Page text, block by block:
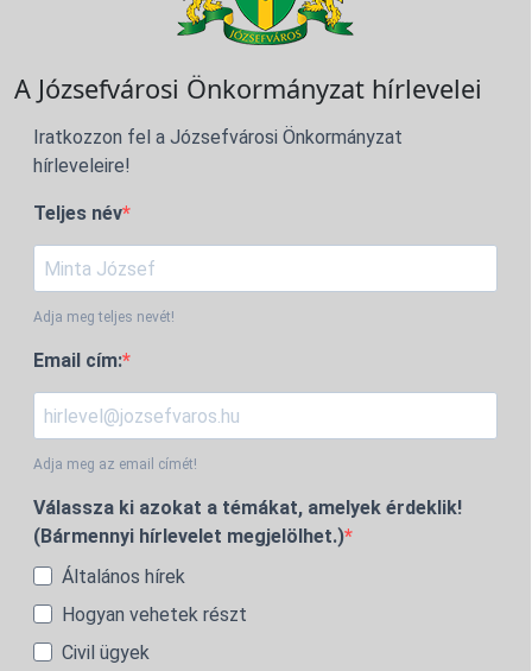
A Józsefvárosi Önkormányzat hírlevelei
Iratkozzon fel a Józsefvárosi Önkormányzat
hírleveleire!
Teljes név
Adja meg teljes nevét!
Email cím:
Adja meg az email címét!
Válassza ki azokat a témákat, amelyek érdeklik!
(Bármennyi hírlevelet megjelölhet.)
Általános hírek
Hogyan vehetek részt
Civil ügyek